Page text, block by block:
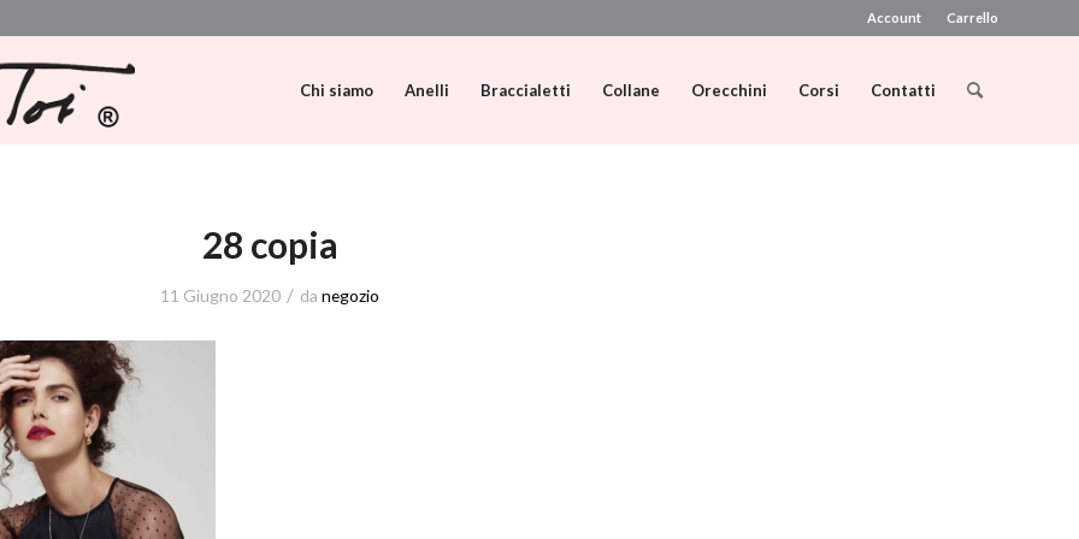
Account Carrello
Chi siamo Anelli Braccialetti Collane Orecchini Corsi Contatti
28 copia
11 Giugno 2020 / da negozio